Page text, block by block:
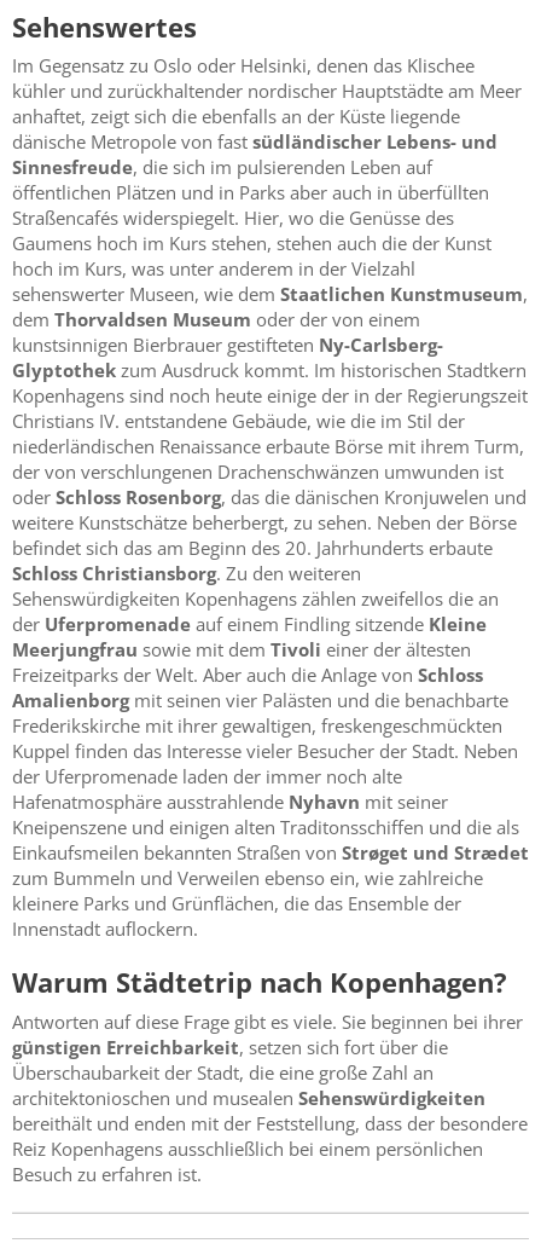
Sehenswertes
Im Gegensatz zu Oslo oder Helsinki, denen das Klischee
kühler und zurückhaltender nordischer Hauptstädte am Meer
anhaftet, zeigt sich die ebenfalls an der Küste liegende
dänische Metropole von fast südländischer Lebens- und
Sinnesfreude, die sich im pulsierenden Leben auf
öffentlichen Plätzen und in Parks aber auch in überfüllten
Straßencafés widerspiegelt. Hier, wo die Genüsse des
Gaumens hoch im Kurs stehen, stehen auch die der Kunst
hoch im Kurs, was unter anderem in der Vielzahl
sehenswerter Museen, wie dem Staatlichen Kunstmuseum,
dem Thorvaldsen Museum oder der von einem
kunstsinnigen Bierbrauer gestifteten Ny-Carlsberg-
Glyptothek zum Ausdruck kommt. Im historischen Stadtkern
Kopenhagens sind noch heute einige der in der Regierungszeit
Christians IV. entstandene Gebäude, wie die im Stil der
niederländischen Renaissance erbaute Börse mit ihrem Turm,
der von verschlungenen Drachenschwänzen umwunden ist
oder Schloss Rosenborg, das die dänischen Kronjuwelen und
weitere Kunstschätze beherbergt, zu sehen. Neben der Börse
befindet sich das am Beginn des 20. Jahrhunderts erbaute
Schloss Christiansborg. Zu den weiteren
Sehenswürdigkeiten Kopenhagens zählen zweifellos die an
der Uferpromenade auf einem Findling sitzende Kleine
Meerjungfrau sowie mit dem Tivoli einer der ältesten
Freizeitparks der Welt. Aber auch die Anlage von Schloss
Amalienborgmit seinen vier Palästen und die benachbarte
Frederikskirche mit ihrer gewaltigen, freskengeschmückten
Kuppel finden das Interesse vieler Besucher der Stadt. Neben
der Uferpromenade laden der immer noch alte
Hafenatmosphäre ausstrahlende Nyhavn mit seiner
Kneipenszene und einigen alten Traditonsschiffen und die als
Einkaufsmeilen bekannten Straßen von Strøget und Strædet
zum Bummeln und Verweilen ebenso ein, wie zahlreiche
kleinere Parks und Grünflächen, die das Ensemble der
Innenstadt auflockern.
Warum Städtetrip nach Kopenhagen?
Antworten auf diese Frage gibt es viele. Sie beginnen bei ihrer
günstigen Erreichbarkeit, setzen sich fort über die
Überschaubarkeit der Stadt, die eine große Zahl an
architektonioschen und musealen Sehenswürdigkeiten
bereithält und enden mit der Feststellung, dass der besondere
Reiz Kopenhagens ausschließlich bei einem persönlichen
Besuch zu erfahren ist.